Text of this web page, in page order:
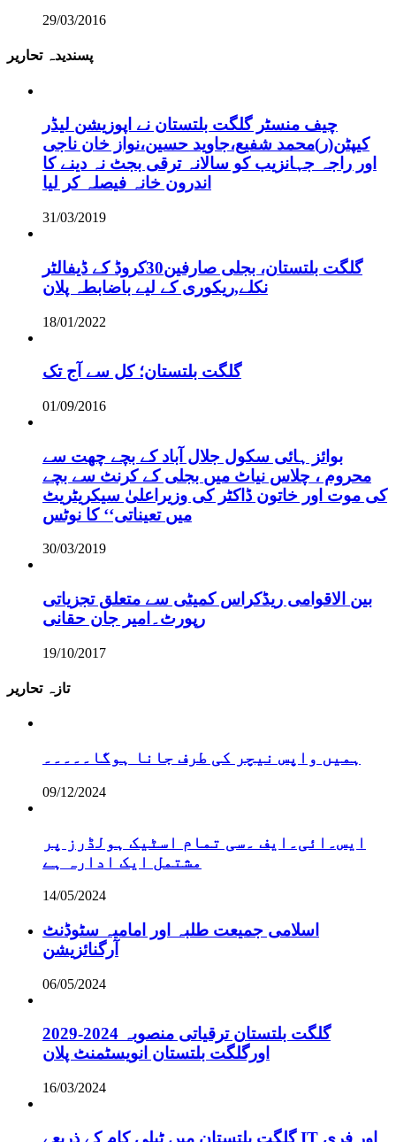
29/03/2016
پسندیدہ تحاریر
چیف منسٹر گلگت بلتستان نے اپوزیشن لیڈر
کیپٹن(ر)محمد شفیع،جاوید حسین،نواز خان ناجی
اور راجہ جہانزیب کو سالانہ ترقی بجٹ نہ دینے کا
اندرون خانہ فیصلہ کر لیا
31/03/2019
گلگت بلتستان، بجلی صارفین30کروڈ کے ڈیفالٹر
نکلے,ریکوری کے لیے باضابطہ پلان
18/01/2022
گلگت بلتستان؛ کل سے آج تک
01/09/2016
بوائز ہائی سکول جلال آباد کے بچے چھت سے
محروم ، چلاس نیاٹ میں بجلی کے کرنٹ سے بچے
کی موت اور خاتون ڈاکٹر کی وزیراعلیٰ سیکریٹریٹ
میں تعیناتی‘‘ کا نوٹس
30/03/2019
بین الاقوامی ریڈکراس کمیٹی سے متعلق تجزیاتی
رپورٹ۔امیر جان حقانی
19/10/2017
تازہ تحاریر
ہمیں واپس نیچر کی طرف جانا ہوگا۔۔۔۔۔
09/12/2024
ایس۔ائی۔ایف ۔سی تمام اسٹیک ہولڈرز پر
مشتمل ایک ادارہ ہے
14/05/2024
اسلامی جمیعت طلبہ اور امامیہ سٹوڈنٹ
آرگنائزیشن
06/05/2024
گلگت بلتستان ترقیاتی منصوبہ 2024-2029
اورگلگت بلتستان انویسٹمنٹ پلان
16/03/2024
گلگت بلتستان میں ٹیلی کام کے ذریعے IT اور فری